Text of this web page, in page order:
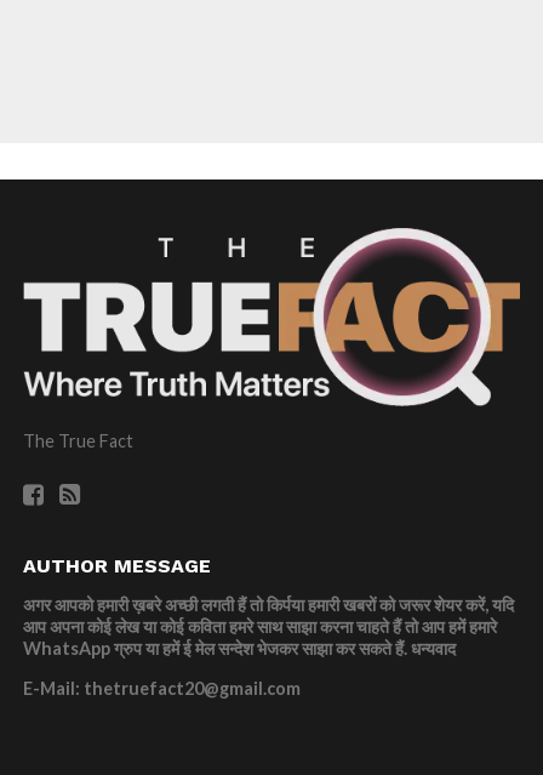
The True Fact
AUTHOR MESSAGE
अगर आपको हमारी ख़बरे अच्छी लगती हैं तो किर्पया हमारी खबरों को जरूर शेयर करें, यदि
आप अपना कोई लेख या कोई कविता हमरे साथ साझा करना चाहते हैं तो आप हमें हमारे
WhatsApp ग्रुप या हमें ई मेल सन्देश भेजकर साझा कर सकते हैं.धन्यवाद
E-Mail: thetruefact20@gmail.com